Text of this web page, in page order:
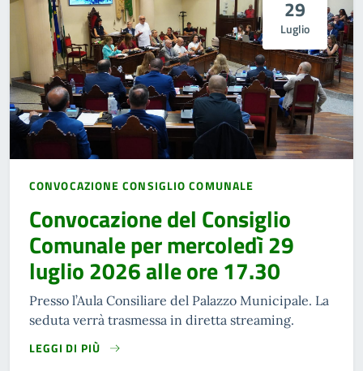
29
Luglio
CONVOCAZIONE CONSIGLIO COMUNALE
Convocazione del Consiglio
Comunale per mercoledì 29
luglio 2026 alle ore 17.30
Presso l’Aula Consiliare del Palazzo Municipale. La
seduta verrà trasmessa in diretta streaming.
LEGGI DI PIÙ